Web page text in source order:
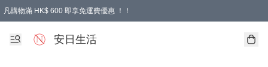
凡購物滿 HK$ 600 即享免運費優惠 ！！
安日生活